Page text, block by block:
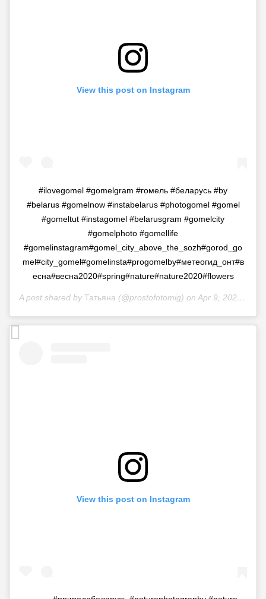
View this post on Instagram
#ilovegomel #gomelgram #гомель #беларусь #by
#belarus #gomelnow #instabelarus #photogomel #gomel
#gomeltut #instagomel #belarusgram #gomelcity
#gomelphoto #gomellife
#gomelinstagram#gomel_city_above_the_sozh#gorod_go
mel#city_gomel#gomelinsta#progomelby#метеогид_онт#в
есна#весна2020#spring#nature#nature2020#flowers
A post shared by Татьяна (@prostofotomig) on Apr 9, 2020 at 10:50am PDT
View this post on Instagram